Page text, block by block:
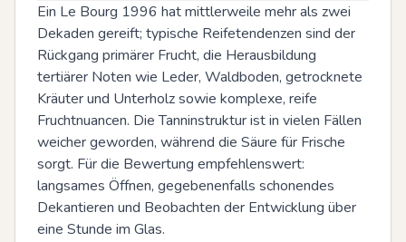
Ein Le Bourg 1996 hat mittlerweile mehr als zwei
Dekaden gereift; typische Reifetendenzen sind der
Rückgang primärer Frucht, die Herausbildung
tertiärer Noten wie Leder, Waldboden, getrocknete
Kräuter und Unterholz sowie komplexe, reife
Fruchtnuancen. Die Tanninstruktur ist in vielen Fällen
weicher geworden, während die Säure für Frische
sorgt. Für die Bewertung empfehlenswert:
langsames Öffnen, gegebenenfalls schonendes
Dekantieren und Beobachten der Entwicklung über
eine Stunde im Glas.